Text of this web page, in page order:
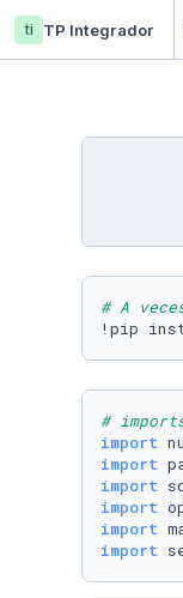
ti TP Integrador
# A
!pip
#
import
import
import
import
import
import